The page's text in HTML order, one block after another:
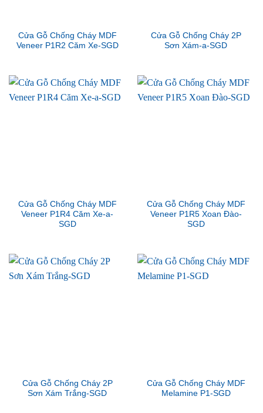
Cửa Gỗ Chống Cháy MDF
Veneer P1R2 Căm Xe-SGD
Cửa Gỗ Chống Cháy 2P
Sơn Xám-a-SGD
Cửa Gỗ Chống Cháy MDF
Veneer P1R4 Căm Xe-a-
SGD
Cửa Gỗ Chống Cháy MDF
Veneer P1R5 Xoan Đào-
SGD
Cửa Gỗ Chống Cháy 2P
Sơn Xám Trắng-SGD
Cửa Gỗ Chống Cháy MDF
Melamine P1-SGD